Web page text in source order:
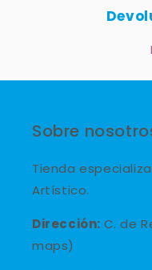
Sobre
Tienda
Artístico.
Dirección: C. de
maps)